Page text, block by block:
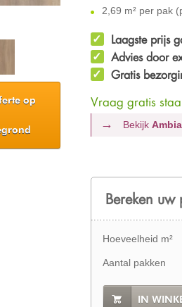
op
2,69 m² per pak
Laagste prijs
Advies door
Gratis
Vraag gratis
Bekijk
Bereken uw
Hoeveelheid m²
Aantal pakken
IN